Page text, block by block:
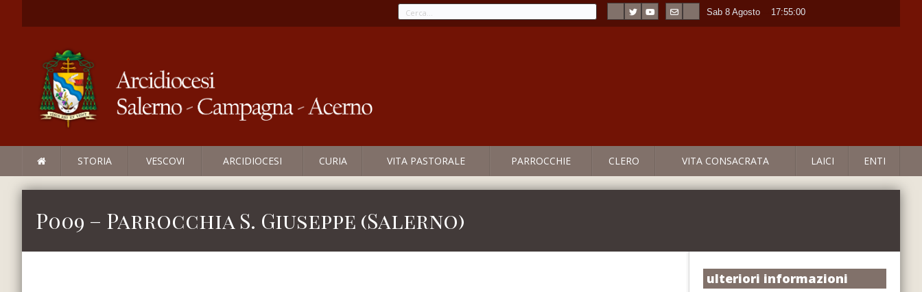
Sab 8 Agosto 17:55:00
STORIA VESCOVI ARCIDIOCESI CURIA VITA PASTORALE PARROCCHIE CLERO VITA CONSACRATA LAICI ENTI
P009 – Parrocchia S. Giuseppe (Salerno)
ulteriori informazioni